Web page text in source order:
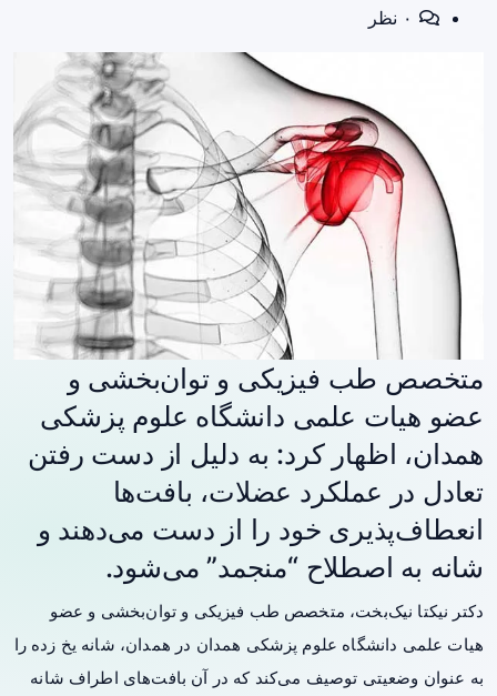
متخصص طب فیزیکی و توان‌بخشی و
عضو هیات علمی دانشگاه علوم پزشکی
همدان، اظهار کرد: به دلیل از دست رفتن
تعادل در عملکرد عضلات، بافت‌ها
انعطاف‌پذیری خود را از دست می‌دهند و
شانه به اصطلاح “منجمد” می‌شود.
دکتر نیکتا نیک‌بخت، متخصص طب فیزیکی و توان‌بخشی و عضو
هیات علمی دانشگاه علوم پزشکی همدان در همدان، شانه یخ زده را
به عنوان وضعیتی توصیف می‌کند که در آن بافت‌های اطراف شانه